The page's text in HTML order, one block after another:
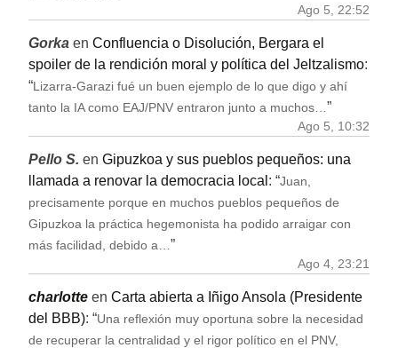
Ago 5, 22:52
Gorka en Confluencia o Disolución, Bergara el
spoiler de la rendición moral y política del Jeltzalismo:
“Lizarra-Garazi fué un buen ejemplo de lo que digo y ahí
tanto la IA como EAJ/PNV entraron junto a muchos…”
Ago 5, 10:32
Pello S. en Gipuzkoa y sus pueblos pequeños: una
llamada a renovar la democracia local : “Juan,
precisamente porque en muchos pueblos pequeños de
Gipuzkoa la práctica hegemonista ha podido arraigar con
más facilidad, debido a…”
Ago 4, 23:21
charlotte en Carta abierta a Iñigo Ansola (Presidente
del BBB): “Una reflexión muy oportuna sobre la necesidad
de recuperar la centralidad y el rigor político en el PNV,